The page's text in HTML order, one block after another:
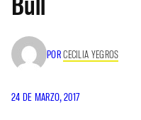
PORCECILIA YEGROS
24 DE MARZO, 2017